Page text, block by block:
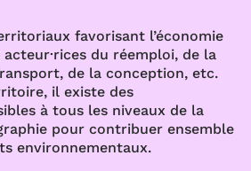
favorisant l’économie
du réemploi, de la
de la conception, etc.
il existe des
à tous les niveaux de la
pour contribuer ensemble
environnementaux.